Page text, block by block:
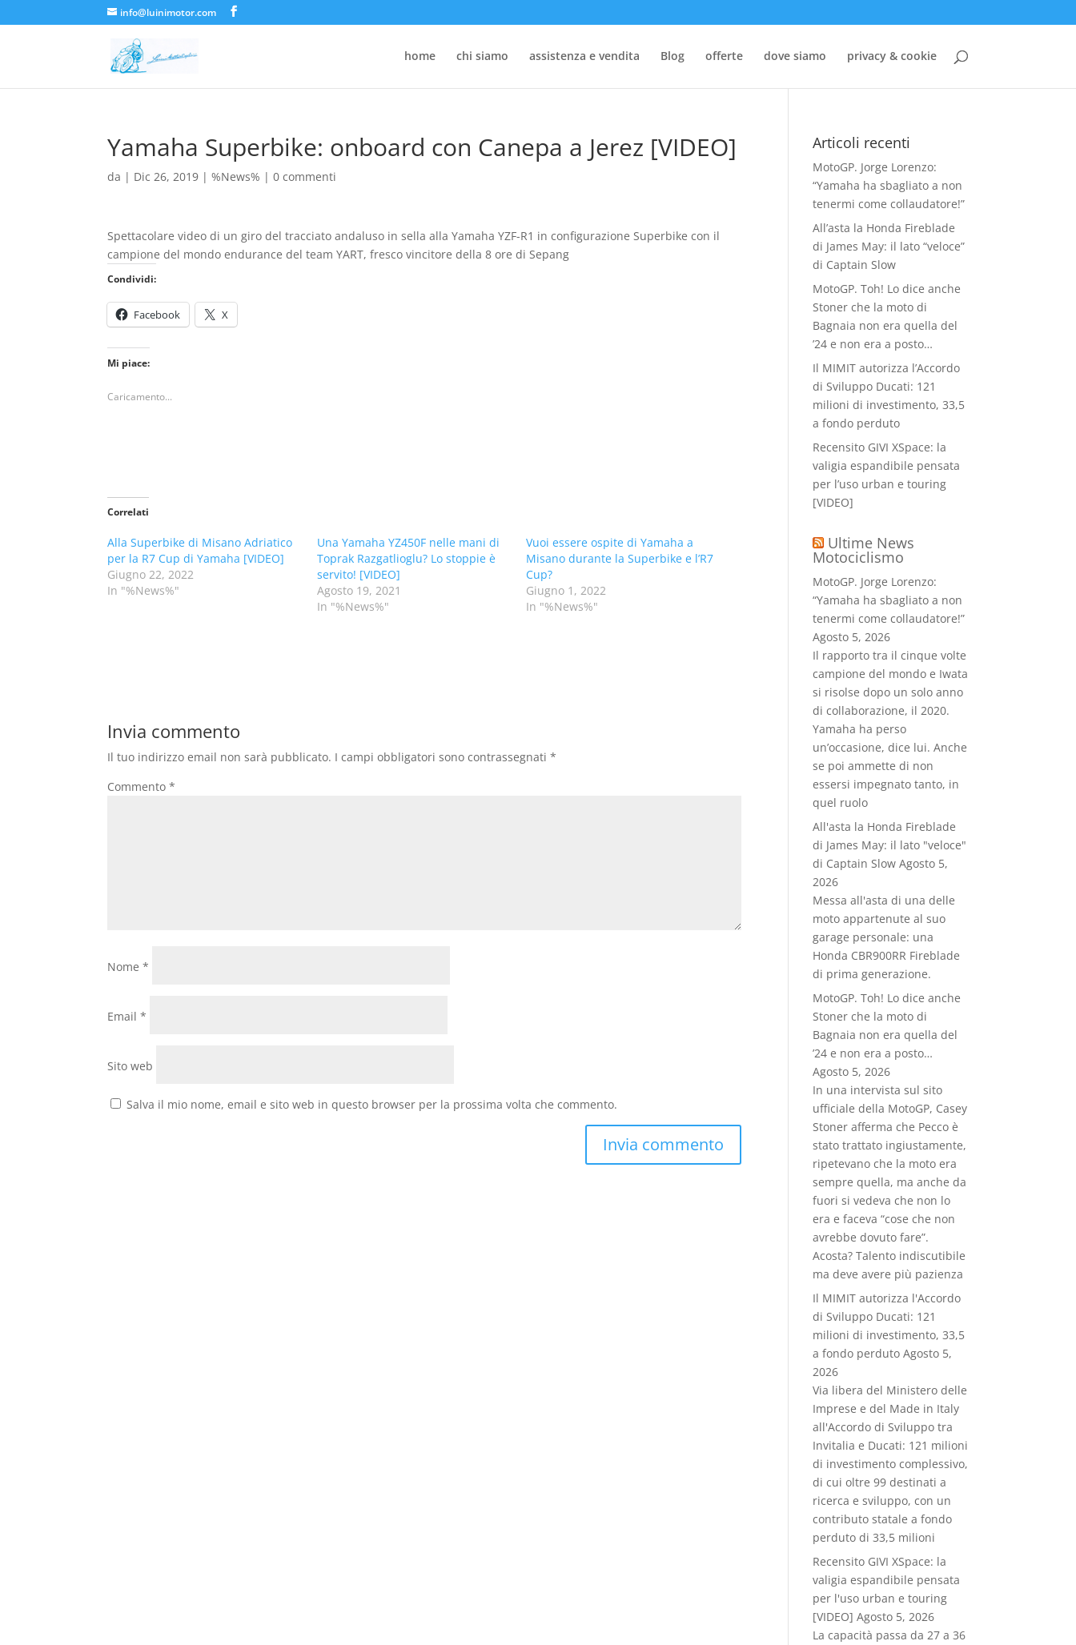
info@luinimotor.com
home chi siamo assistenza e vendita Blog offerte dove siamo privacy & cookie
Yamaha Superbike: onboard con Canepa a Jerez [VIDEO]
da | Dic 26, 2019 |%News% |0 commenti
Spettacolare video di un giro del tracciato andaluso in sella alla Yamaha YZF-R1 in configurazione Superbike con il
campione del mondo endurance del team YART, fresco vincitore della 8 ore di Sepang
Condividi:
Facebook X
Mi piace:
Caricamento...
Correlati
Alla Superbike di Misano Adriatico
per la R7 Cup di Yamaha [VIDEO]
Giugno 22, 2022
In "%News%"
Una Yamaha YZ450F nelle mani di
Toprak Razgatlioglu? Lo stoppie è
servito! [VIDEO]
Agosto 19, 2021
In "%News%"
Vuoi essere ospite di Yamaha a
Misano durante la Superbike e l’R7
Cup?
Giugno 1, 2022
In "%News%"
Invia commento
Il tuo indirizzo email non sarà pubblicato. I campi obbligatori sono contrassegnati*
Commento*
Nome*
Email*
Sito web
Salva il mio nome, email e sito web in questo browser per la prossima volta che commento.
Articoli recenti
MotoGP. Jorge Lorenzo:
“Yamaha ha sbagliato a non
tenermi come collaudatore!”
All’asta la Honda Fireblade
di James May: il lato “veloce”
di Captain Slow
MotoGP. Toh! Lo dice anche
Stoner che la moto di
Bagnaia non era quella del
’24 e non era a posto…
Il MIMIT autorizza l’Accordo
di Sviluppo Ducati: 121
milioni di investimento, 33,5
a fondo perduto
Recensito GIVI XSpace: la
valigia espandibile pensata
per l’uso urban e touring
[VIDEO]
Ultime News
Motociclismo
MotoGP. Jorge Lorenzo:
“Yamaha ha sbagliato a non
tenermi come collaudatore!”
Agosto 5, 2026
Il rapporto tra il cinque volte
campione del mondo e Iwata
si risolse dopo un solo anno
di collaborazione, il 2020.
Yamaha ha perso
un’occasione, dice lui. Anche
se poi ammette di non
essersi impegnato tanto, in
quel ruolo
All'asta la Honda Fireblade
di James May: il lato "veloce"
di Captain Slow Agosto 5,
2026
Messa all'asta di una delle
moto appartenute al suo
garage personale: una
Honda CBR900RR Fireblade
di prima generazione.
MotoGP. Toh! Lo dice anche
Stoner che la moto di
Bagnaia non era quella del
’24 e non era a posto…
Agosto 5, 2026
In una intervista sul sito
ufficiale della MotoGP, Casey
Stoner afferma che Pecco è
stato trattato ingiustamente,
ripetevano che la moto era
sempre quella, ma anche da
fuori si vedeva che non lo
era e faceva “cose che non
avrebbe dovuto fare”.
Acosta? Talento indiscutibile
ma deve avere più pazienza
Il MIMIT autorizza l'Accordo
di Sviluppo Ducati: 121
milioni di investimento, 33,5
a fondo perduto Agosto 5,
2026
Via libera del Ministero delle
Imprese e del Made in Italy
all'Accordo di Sviluppo tra
Invitalia e Ducati: 121 milioni
di investimento complessivo,
di cui oltre 99 destinati a
ricerca e sviluppo, con un
contributo statale a fondo
perduto di 33,5 milioni
Recensito GIVI XSpace: la
valigia espandibile pensata
per l'uso urban e touring
[VIDEO] Agosto 5, 2026
La capacità passa da 27 a 36